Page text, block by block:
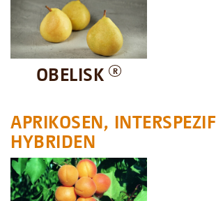
OBELISK R
APRIKOSEN,
HYBRIDEN